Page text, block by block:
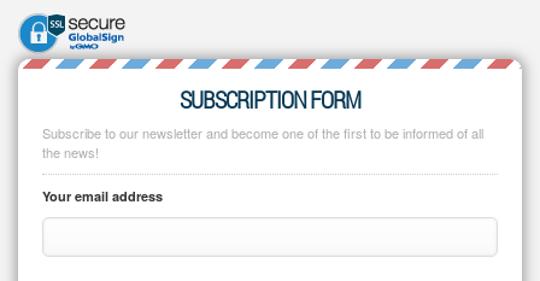
SUBSCRIPTION FORM
Subscribe to our newsletter and become one of the first to be informed of all
the news!
Your email address